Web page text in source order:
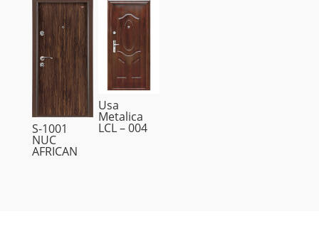
S-1001
NUC
AFRICAN
Usa
Metalica
LCL – 004